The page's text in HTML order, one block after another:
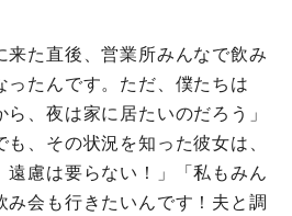
来た直後、営業所みんなで飲み
ったんです。ただ、僕たちは
ら、夜は家に居たいのだろう」
、その状況を知った彼女は、
遠慮は要らない！」「私もみん
み会も行きたいんです！夫と調